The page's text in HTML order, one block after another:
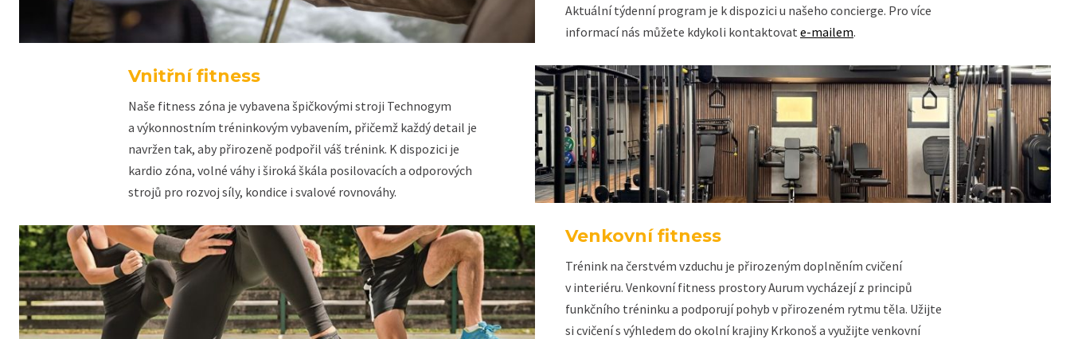
Aktuální týdenní program je k dispozici u našeho concierge. Pro více
informací nás můžete kdykoli kontaktovat e-mailem.
Vnitřní fitness
Naše fitness zóna je vybavena špičkovými stroji Technogym
a výkonnostním tréninkovým vybavením, přičemž každý detail je
navržen tak, aby přirozeně podpořil váš trénink. K dispozici je
kardio zóna, volné váhy i široká škála posilovacích a odporových
strojů pro rozvoj síly, kondice i svalové rovnováhy.
Venkovní fitness
Trénink na čerstvém vzduchu je přirozeným doplněním cvičení
v interiéru. Venkovní fitness prostory Aurum vycházejí z principů
funkčního tréninku a podporují pohyb v přirozeném rytmu těla. Užijte
si cvičení s výhledem do okolní krajiny Krkonoš a využijte venkovní